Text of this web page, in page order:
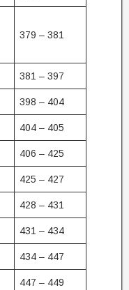
379 – 381
381 – 397
398 – 404
404 – 405
406 – 425
425 – 427
428 – 431
431 – 434
434 – 447
447 – 449